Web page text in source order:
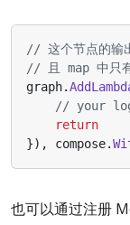
// 这个节点的
// 且 map 中只
graph.
// your
return
}),
compose.
也可以通过注册